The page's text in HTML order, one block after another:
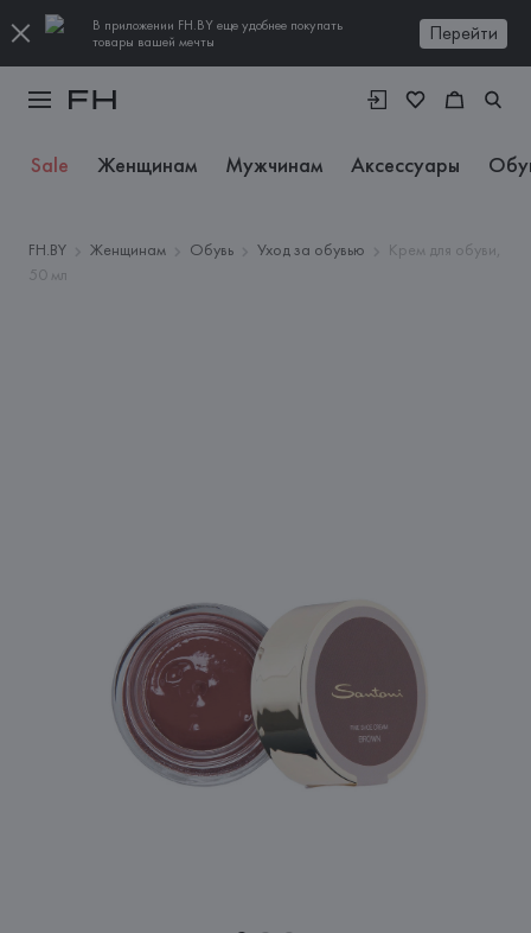
В приложении FH.BY еще удобнее покупать
товары вашей мечты
Перейти
Sale Женщинам Мужчинам Аксессуары
FH.BY Женщинам Обувь Уход за обувью
Крем для обуви,
50 мл